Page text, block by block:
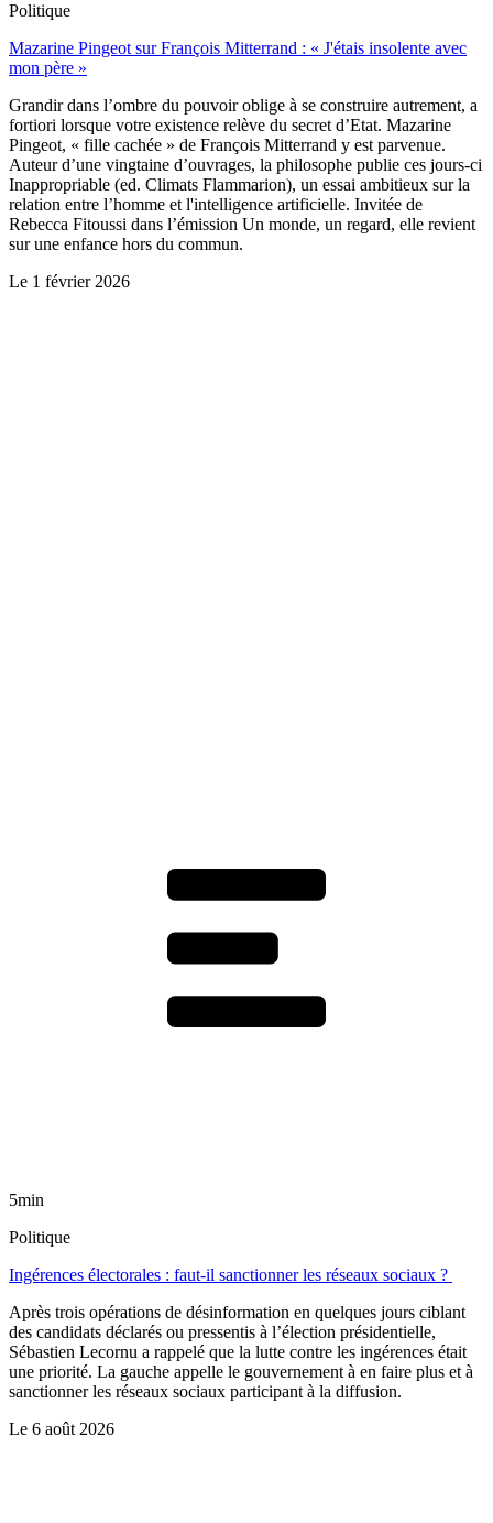
Politique
Mazarine Pingeot sur François Mitterrand : « J'étais insolente avec
mon père »
Grandir dans l’ombre du pouvoir oblige à se construire autrement, a
fortiori lorsque votre existence relève du secret d’Etat. Mazarine
Pingeot, « fille cachée » de François Mitterrand y est parvenue.
Auteur d’une vingtaine d’ouvrages, la philosophe publie ces jours-ci
Inappropriable (ed. Climats Flammarion), un essai ambitieux sur la
relation entre l’homme et l'intelligence artificielle. Invitée de
Rebecca Fitoussi dans l’émission Un monde, un regard, elle revient
sur une enfance hors du commun.
Le 1 février 2026
5min
Politique
Ingérences électorales : faut-il sanctionner les réseaux sociaux ?
Après trois opérations de désinformation en quelques jours ciblant
des candidats déclarés ou pressentis à l’élection présidentielle,
Sébastien Lecornu a rappelé que la lutte contre les ingérences était
une priorité. La gauche appelle le gouvernement à en faire plus et à
sanctionner les réseaux sociaux participant à la diffusion.
Le 6 août 2026